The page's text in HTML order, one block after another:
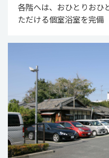
各階へは、おひとりおひ
ただける個室浴室を完備